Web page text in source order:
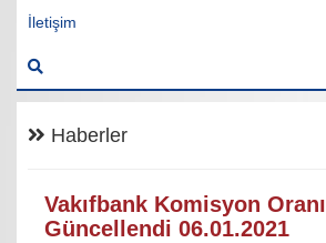
İletişim
Haberler
Vakıfbank Komisyon Oranı
Güncellendi 06.01.2021